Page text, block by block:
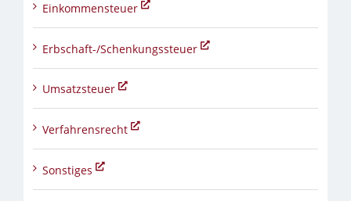
Einkommensteuer
Erbschaft-/Schenkungssteuer
Umsatzsteuer
Verfahrensrecht
Sonstiges